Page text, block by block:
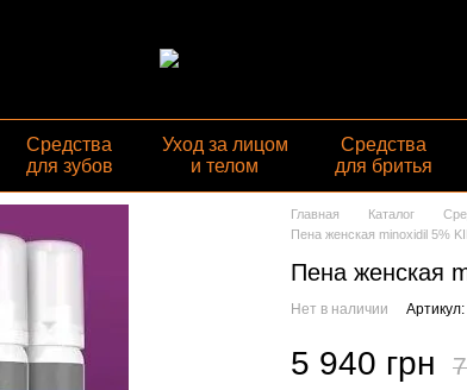
Средства
для зубов
Уход за лицом
и телом
Средства
для бритья
Главная Каталог
Пена женская minoxidil 5%
Пена женская
Нет в наличии
5 940 грн